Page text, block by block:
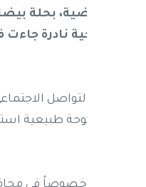
الماضية، بحلة
ظاهرة مناخية نادرة
منصات التواصل
إلى لوحة طبيعية